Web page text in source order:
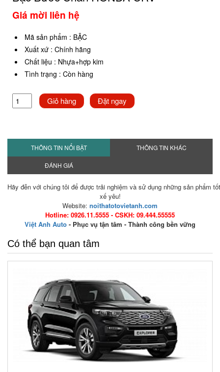
Giá mời liên hệ
Mã sản phẩm : BẬC
Xuất xứ : Chính hãng
Chất liệu : Nhựa+hợp kim
Tình trạng : Còn hàng
Giỏ hàng Đặt ngay
THÔNG TIN NỔI BẬT THÔNG TIN KHÁC
ĐÁNH GIÁ
Hãy đễn với chúng tôi để được trải nghiệm và sử dụng những sản phẩm
xế yêu!
Website: noithatotovietanh.com
Hotline: 0926.11.5555 - CSKH: 09.444.55555
Việt Anh Auto - Phục vụ tận tâm - Thành công bền vững
Có thể bạn quan tâm